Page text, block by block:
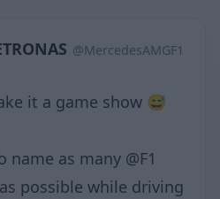
@MercedesAMGF1
it a game show 😅
as many @F1
possible while driving